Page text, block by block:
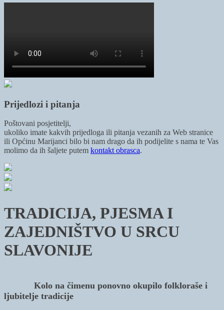
Prijedlozi i pitanja
Poštovani posjetitelji,
ukoliko imate kakvih prijedloga ili pitanja vezanih za Web stranice
ili Općinu Marijanci bilo bi nam drago da ih podijelite s nama te Vas
molimo da ih šaljete putem kontakt obrasca.
TRADICIJA, PJESMA I
ZAJEDNIŠTVO U SRCU
SLAVONIJE
Kolo na čimenu ponovno okupilo folkloraše i
ljubitelje tradicije